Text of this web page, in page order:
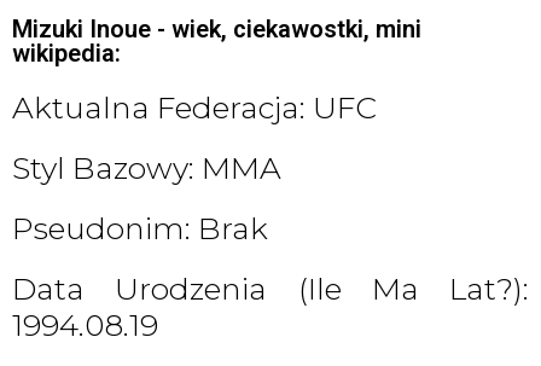
Mizuki Inoue - wiek, ciekawostki, mini
wikipedia:
Aktualna Federacja: UFC
Styl Bazowy: MMA
Pseudonim: Brak
Data Urodzenia (ile Ma Lat?):
1994.08.19